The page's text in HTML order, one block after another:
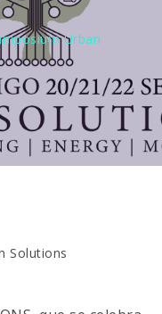
Urban
Solutions